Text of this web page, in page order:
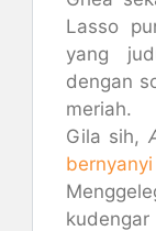
Lasso
yang
dengan
meriah.
Gila sih,
bernyanyi